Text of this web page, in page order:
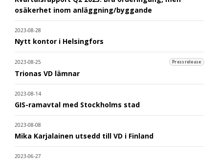
osäkerhet inom anläggning/byggande
2023-08-28
Nytt kontor i Helsingfors
2023-08-25 Pressrelease
Trionas VD lämnar
2023-08-14
GIS-ramavtal med Stockholms stad
2023-08-08
Mika Karjalainen utsedd till VD i Finland
2023-06-27